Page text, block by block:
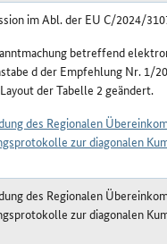
im Abl. der EU C/2024/
betreffend
d der Empfehlung Nr. 1/
der Tabelle 2 geändert.
des Regionalen
zur diagonalen
des Regionalen
zur diagonalen